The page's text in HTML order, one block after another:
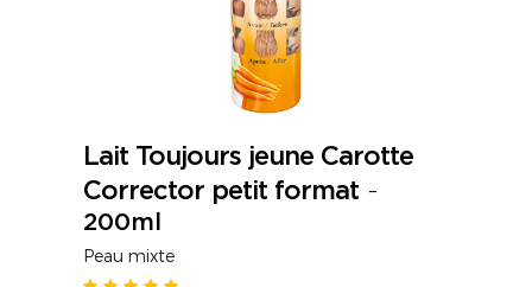
Lait Toujours jeune Carotte
Corrector petit format-
200ml
Peau mixte